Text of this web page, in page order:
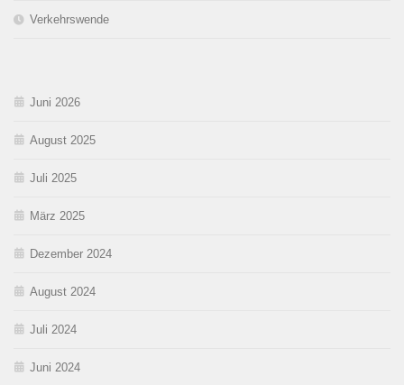
Verkehrswende
Juni 2026
August 2025
Juli 2025
März 2025
Dezember 2024
August 2024
Juli 2024
Juni 2024